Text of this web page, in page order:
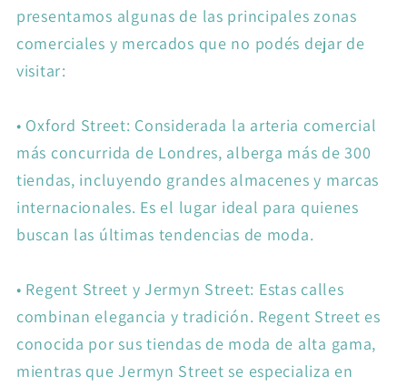
presentamos algunas de las principales zonas
comerciales y mercados que no podés dejar de
visitar:
• Oxford Street: Considerada la arteria comercial
más concurrida de Londres, alberga más de 300
tiendas, incluyendo grandes almacenes y marcas
internacionales. Es el lugar ideal para quienes
buscan las últimas tendencias de moda.
• Regent Street y Jermyn Street: Estas calles
combinan elegancia y tradición. Regent Street es
conocida por sus tiendas de moda de alta gama,
mientras que Jermyn Street se especializa en